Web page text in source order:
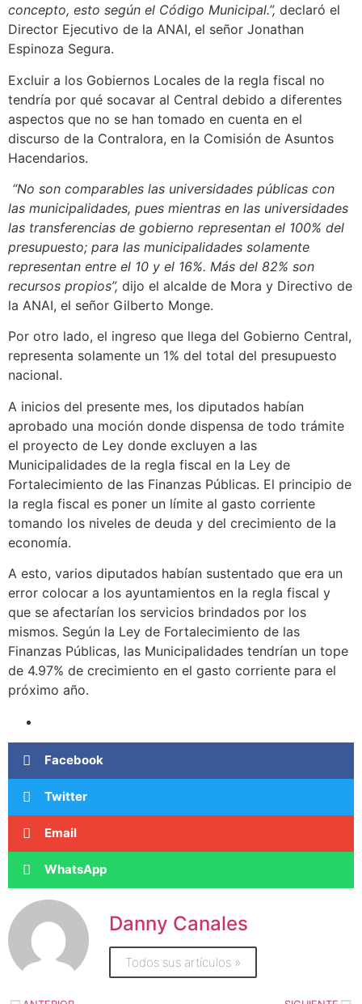
concepto, esto según el Código Municipal.”, declaró el
Director Ejecutivo de la ANAI, el señor Jonathan
Espinoza Segura.
Excluir a los Gobiernos Locales de la regla fiscal no
tendría por qué socavar al Central debido a diferentes
aspectos que no se han tomado en cuenta en el
discurso de la Contralora, en la Comisión de Asuntos
Hacendarios.
“No son comparables las universidades públicas con
las municipalidades, pues mientras en las universidades
las transferencias de gobierno representan el 100% del
presupuesto; para las municipalidades solamente
representan entre el 10 y el 16%. Más del 82% son
recursos propios”, dijo el alcalde de Mora y Directivo de
la ANAI, el señor Gilberto Monge.
Por otro lado, el ingreso que llega del Gobierno Central,
representa solamente un 1% del total del presupuesto
nacional.
A inicios del presente mes, los diputados habían
aprobado una moción donde dispensa de todo trámite
el proyecto de Ley donde excluyen a las
Municipalidades de la regla fiscal en la Ley de
Fortalecimiento de las Finanzas Públicas. El principio de
la regla fiscal es poner un límite al gasto corriente
tomando los niveles de deuda y del crecimiento de la
economía.
A esto, varios diputados habían sustentado que era un
error colocar a los ayuntamientos en la regla fiscal y
que se afectarían los servicios brindados por los
mismos. Según la Ley de Fortalecimiento de las
Finanzas Públicas, las Municipalidades tendrían un tope
de 4.97% de crecimiento en el gasto corriente para el
próximo año.
Facebook
Twitter
Email
WhatsApp
Danny Canales
Todos sus artículos »